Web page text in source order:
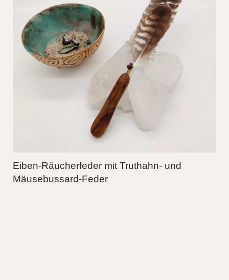
Eiben-Räucherfeder mit Truthahn- und
Mäusebussard-Feder